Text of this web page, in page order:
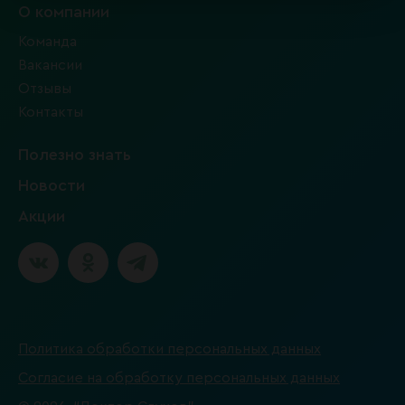
О компании
Команда
Вакансии
Отзывы
Контакты
Полезно знать
Новости
Акции
Политика обработки персональных данных
Согласие на обработку персональных данных